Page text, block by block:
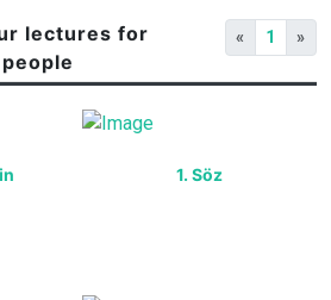
lectures for
« 1 »
1. Söz